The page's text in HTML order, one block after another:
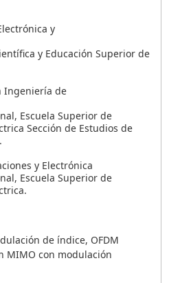
y
y Educación Superior de
Ingeniería de
Escuela Superior de
Sección de Estudios de
y Electrónica
Escuela Superior de
de índice, OFDM
MIMO con modulación